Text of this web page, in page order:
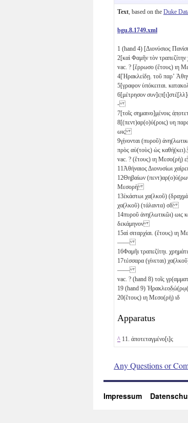
Text , based on the Duke
bgu.8.1749.xml
1 (hand 4) [Διονύσιος
2[καὶ Φαμῆν τὸν
vac. ? [ἔρρωσο (ἔτους) ιη
4[Ἡρακλείδῃ. τοῦ παρʼ
5[γραφον ὑπόκειται.
6[μέτρησον
-
7[τοῖς σημαινο]μ̣ένοις
8[(πεντ)αρ(ο)ύ(ροις) υη
ωιϛ
9γ̣ί̣νονται (πυροῦ)
πρὸς αὐ(τοὺς) ὡς
vac. ? (ἔτους) ιη Μεσο(ρὴ) ε
11 Ἀθήναιος Διονυσίωι
12Θηβαίων
Μεσορὴ
13ἑκάστωι χα(λκοῦ)
χα(λκοῦ) (τάλαντα) σδ
14πυροῦ ἀνη(λωτικῶι) ωιϛ
δεκάμηνον
15αἱ σιταρχίαι. (ἔτους) ιη
——
16Φαμῆι τραπεζίτηι.
17τέσσαρα (γίνεται)
——
vac. ? (hand 8) τοῖς
19 (hand 9)
20(ἔτους) ιη Μεσο(ρὴ) ιδ
Apparatus
^ 11. ἀποτεταγμένο[ι]ς
Any Questions or
Impressum